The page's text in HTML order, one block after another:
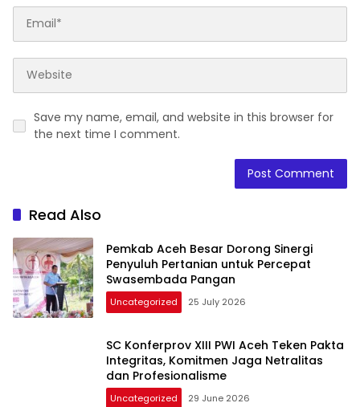
Save my name, email, and website in this browser for
the next time I comment.
Read Also
Pemkab Aceh Besar Dorong Sinergi
Penyuluh Pertanian untuk Percepat
Swasembada Pangan
Uncategorized 25 July 2026
SC Konferprov XIII PWI Aceh Teken Pakta
Integritas, Komitmen Jaga Netralitas
dan Profesionalisme
Uncategorized 29 June 2026